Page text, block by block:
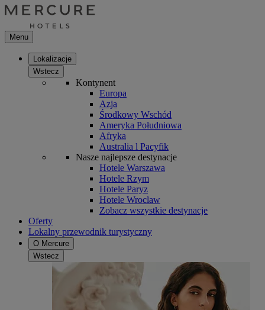
Menu
Lokalizacje
Wstecz
Kontynent
Europa
Azja
Środkowy Wschód
Ameryka Południowa
Afryka
Australia l Pacyfik
Nasze najlepsze destynacje
Hotele Warszawa
Hotele Rzym
Hotele Paryz
Hotele Wroclaw
Zobacz wszystkie destynacje
Oferty
Lokalny przewodnik turystyczny
O Mercure
Wstecz